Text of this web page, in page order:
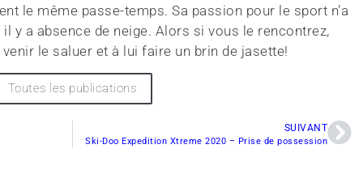
le même passe-temps. Sa passion pour le sport n’a
y a absence de neige. Alors si vous le rencontrez,
venir le saluer et à lui faire un brin de jasette!
Toutes les publications
SUIVANT
Ski-Doo Expedition Xtreme 2020 – Prise de possession